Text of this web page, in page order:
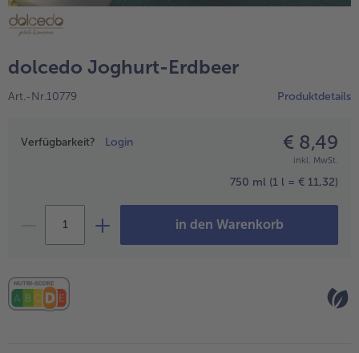
alle Brot & Gebäck
Süße Vielfalt
Wein & Spirituosen
dolcedo Joghurt-Erdbeer
Art.-Nr.10779 Produktdetails
Preisangabe
Verfügbarkeit? Login € 8,49
inkl. MwSt.
750 ml (1 l = € 11,32)
in den Warenkorb